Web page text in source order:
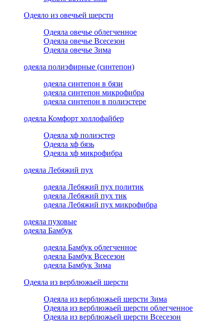
Одеяло из овечьей шерсти
Одеяла овечье облегченное
Одеяла овечье Всесезон
Одеяла овечье Зима
одеяла полиэфирные (синтепон)
одеяла синтепон в бязи
одеяла синтепон микрофибра
одеяла синтепон в полиэстере
одеяла Комфорт холлофайбер
Одеяла хф полиэстер
Одеяла хф бязь
Одеяла хф микрофибра
одеяла Лебяжий пух
одеяла Лебяжий пух политик
одеяла Лебяжий пух тик
одеяла Лебяжий пух микрофибра
одеяла пуховые
одеяла Бамбук
одеяла Бамбук облегченное
одеяла Бамбук Всесезон
одеяла Бамбук Зима
Одеяла из верблюжьей шерсти
Одеяла из верблюжьей шерсти Зима
Одеяла из верблюжьей шерсти облегченное
Одеяла из верблюжьей шерсти Всесезон